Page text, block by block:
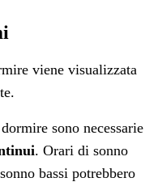
viene visualizzata
sono necessarie
. Orari di sonno
bassi potrebbero